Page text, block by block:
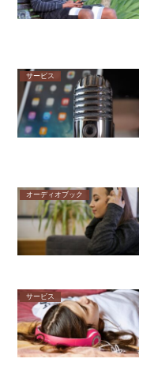
サービス
オーディオブック
サービス